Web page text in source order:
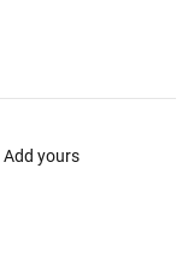
Add yours